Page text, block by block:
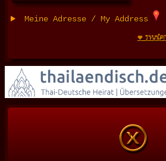
Meine Adresse / My Address
🧡